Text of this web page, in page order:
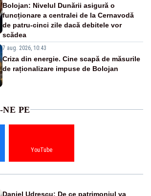
Bolojan: Nivelul Dunării asigură o
funcționare a centralei de la Cernavodă
de patru-cinci zile dacă debitele vor
scădea
7 aug. 2026, 10:43
Criza din energie. Cine scapă de măsurile
de raționalizare impuse de Bolojan
PE
YouTube
Daniel Udrescu: De ce patrimoniul va